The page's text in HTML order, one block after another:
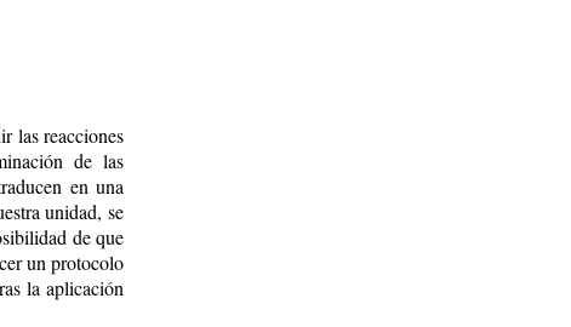
las reacciones
de las
en una
unidad, se
de que
un protocolo
la aplicación